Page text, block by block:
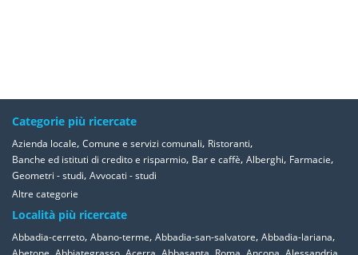
Categorie più ricercate
Azienda locale, Comune e servizi comunali, Ristoranti,
Banche ed istituti di credito e risparmio, Bar e caffè, Alberghi, Farmacie,
Geometri - studi, Avvocati - studi
Altre categorie
Località più ricercate
Abbadia-cerreto, Abano-terme, Abbadia-san-salvatore, Abbadia-lariana,